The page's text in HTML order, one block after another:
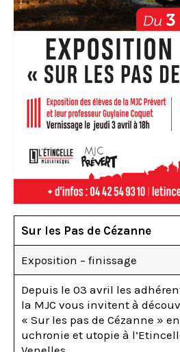
Sur les Pas de Cézanne ­
Exposition – finissage ­
Depuis le 03 avril les
la MJC vous invitent à
« Sur les pas de Cézanne »
uchronie et utopie à